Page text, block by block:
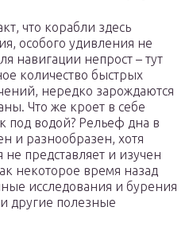
что корабли здесь
особого удивления не
навигации непрост – тут
количество быстрых
нередко зарождаются
Что же кроет в себе
под водой? Рельеф дна в
и разнообразен, хотя
представляет и изучен
некоторое время назад
исследования и бурения
другие полезные